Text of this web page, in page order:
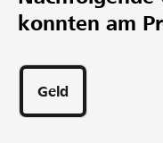
Wunschbetrag
Unterstützungen
konnten am
Geld